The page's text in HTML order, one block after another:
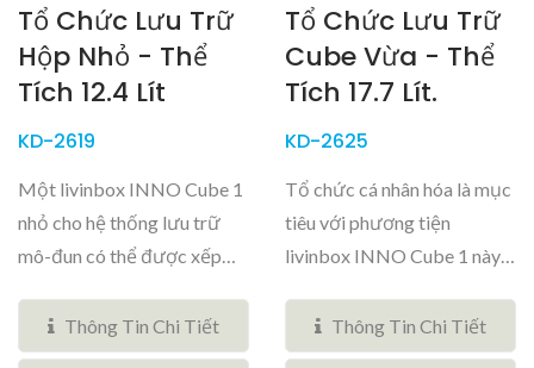
Tổ Chức Lưu Trữ
Hộp Nhỏ - Thể
Tích 12.4 Lít
KD-2619
Một livinbox INNO Cube 1
nhỏ cho hệ thống lưu trữ
mô-đun có thể được xếp
Thông Tin Chi Tiết
Tổ Chức Lưu Trữ
Cube Vừa - Thể
Tích 17.7 Lít.
KD-2625
Tổ chức cá nhân hóa là mục
tiêu với phương tiện
livinbox INNO Cube 1 này,
Thông Tin Chi Tiết